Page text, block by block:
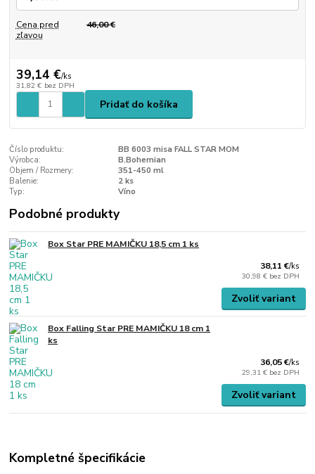
Cena pred
zľavou
46,00 €
39,14 €/ks
31,82 € bez DPH
Pridať do košíka
Číslo produktu:
BB 6003 misa FALL STAR MOM
Výrobca:
B.Bohemian
Objem / Rozmery:
351-450 ml
Balenie:
2 ks
Typ:
Víno
Podobné produkty
Box Star PRE MAMIČKU 18,5 cm 1 ks
38,11 €/ks
30,98 € bez DPH
Zvoliť variant
Box Falling Star PRE MAMIČKU 18 cm 1
ks
36,05 €/ks
29,31 € bez DPH
Zvoliť variant
Kompletné špecifikácie